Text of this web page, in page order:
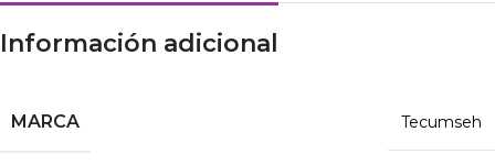
Información adicional
MARCA Tecumseh